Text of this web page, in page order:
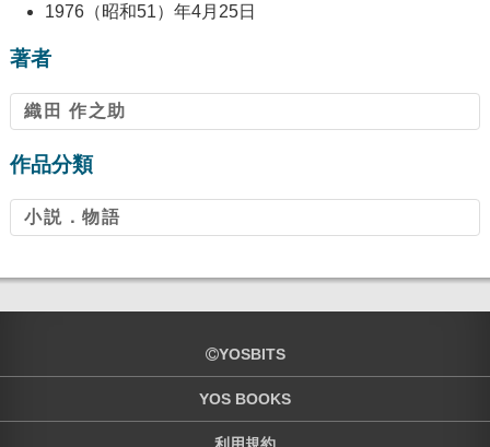
1976（昭和51）年4月25日
著者
織田 作之助
作品分類
小説．物語
YOSBITS
YOS BOOKS